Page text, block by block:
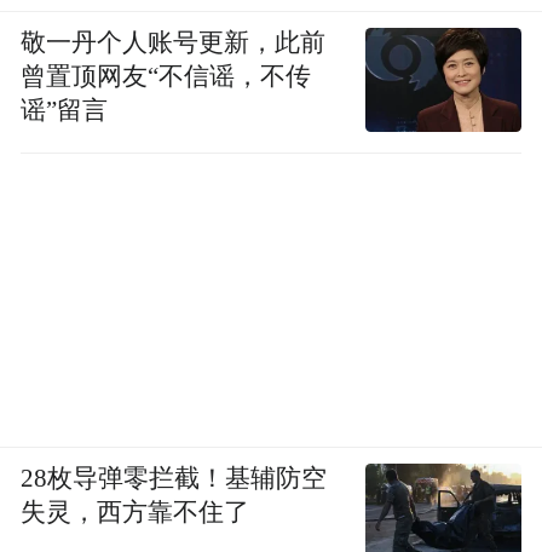
敬一丹个人账号更新，此前
曾置顶网友“不信谣，不传
谣”留言
28枚导弹零拦截！基辅防空
失灵，西方靠不住了